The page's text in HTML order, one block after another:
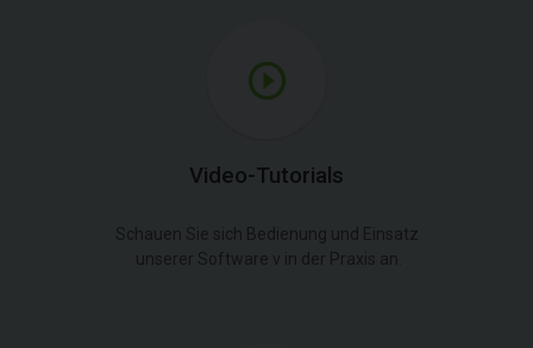
Video-Tutorials
Schauen Sie sich Bedienung und Einsatz
unserer Software v in der Praxis an.